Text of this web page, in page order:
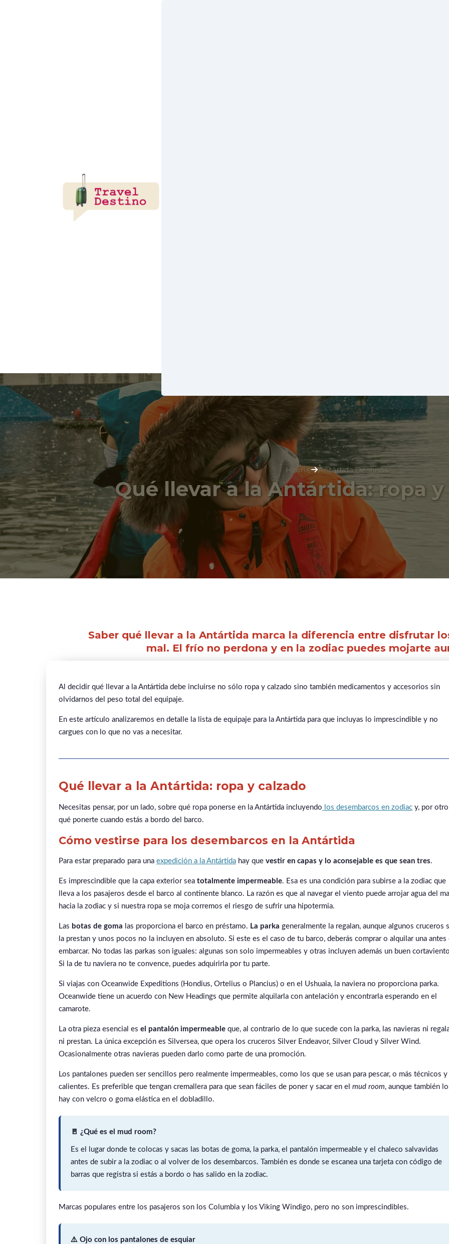
Home Antártida,Destinos
Qué llevar a la Antártida: ropa y
Saber qué llevar a la Antártida marca la diferencia entre disfrutar
mal. El frío no perdona y en la zodiac puedes mojarte
Al decidir qué llevar a la Antártida debe incluirse no sólo ropa y calzado sino también medicamentos y accesorios sin
olvidarnos del peso total del equipaje.
En este artículo analizaremos en detalle la lista de equipaje para la Antártida para que incluyas lo imprescindible y no
cargues con lo que no vas a necesitar.
Qué llevar a la Antártida: ropa y calzado
Necesitas pensar, por un lado, sobre qué ropa ponerse en la Antártida incluyendo los desembarcos en zodiac y, por
qué ponerte cuando estás a bordo del barco.
Cómo vestirse para los desembarcos en la Antártida
Para estar preparado para una expedición a la Antártida hay que vestir en capas y lo aconsejable es que sean tres.
Es imprescindible que la capa exterior sea totalmente impermeable. Esa es una condición para subirse a la zodiac que
lleva a los pasajeros desde el barco al continente blanco. La razón es que al navegar el viento puede arrojar agua del
hacia la zodiac y si nuestra ropa se moja corremos el riesgo de sufrir una hipotermia.
Las botas de goma las proporciona el barco en préstamo. La parka generalmente la regalan, aunque algunos cruceros
la prestan y unos pocos no la incluyen en absoluto. Si este es el caso de tu barco, deberás comprar o alquilar una antes
embarcar. No todas las parkas son iguales: algunas son solo impermeables y otras incluyen además un buen
Si la de tu naviera no te convence, puedes adquirirla por tu parte.
Si viajas con Oceanwide Expeditions (Hondius, Ortelius o Plancius) o en el Ushuaia, la naviera no proporciona parka.
Oceanwide tiene un acuerdo con New Headings que permite alquilarla con antelación y encontrarla esperando en el
camarote.
La otra pieza esencial es el pantalón impermeable que, al contrario de lo que sucede con la parka, las navieras ni
ni prestan. La única excepción es Silversea, que opera los cruceros Silver Endeavor, Silver Cloud y Silver Wind.
Ocasionalmente otras navieras pueden darlo como parte de una promoción.
Los pantalones pueden ser sencillos pero realmente impermeables, como los que se usan para pescar, o más técnicos y
calientes. Es preferible que tengan cremallera para que sean fáciles de poner y sacar en el mud room, aunque también
hay con velcro o goma elástica en el dobladillo.
🚪 ¿Qué es el mud room?
Es el lugar donde te colocas y sacas las botas de goma, la parka, el pantalón impermeable y el chaleco salvavidas
antes de subir a la zodiac o al volver de los desembarcos. También es donde se escanea una tarjeta con código de
barras que registra si estás a bordo o has salido en la zodiac.
Marcas populares entre los pasajeros son los Columbia y los Viking Windigo, pero no son imprescindibles.
⚠️ Ojo con los pantalones de esquiar